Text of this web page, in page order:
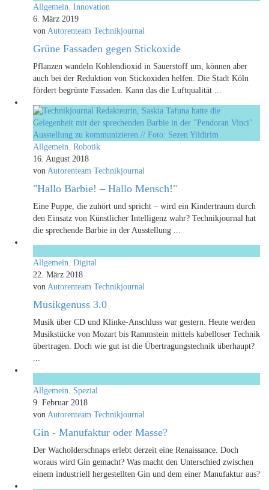
Allgemein, Innovation
6. März 2019
von Autorenteam Technikjournal
Grüne Fassaden gegen Stickoxide
Pflanzen wandeln Kohlendioxid in Sauerstoff um, können aber
auch bei der Reduktion von Stickoxiden helfen. Die Stadt Köln
fördert begrünte Fassaden. Kann das die Luftqualität ...
Allgemein, Robotik
16. August 2018
von Autorenteam Technikjournal
"Hallo Barbie! – Hallo Mensch!"
Eine Puppe, die zuhört und spricht – wird ein Kindertraum durch
den Einsatz von Künstlicher Intelligenz wahr? Technikjournal hat
die sprechende Barbie in der Ausstellung ...
Allgemein, Digital
22. März 2018
von Autorenteam Technikjournal
Musikgenuss 3.0
Musik über CD und Klinke-Anschluss war gestern. Heute werden
Musikstücke von Mozart bis Rammstein mittels kabelloser Technik
übertragen. Doch wie gut ist die Übertragungstechnik überhaupt?
...
Allgemein, Spezial
9. Februar 2018
von Autorenteam Technikjournal
Gin - Manufaktur oder Masse?
Der Wacholderschnaps erlebt derzeit eine Renaissance. Doch
woraus wird Gin gemacht? Was macht den Unterschied zwischen
einem industriell hergestellten Gin und dem einer Manufaktur aus?